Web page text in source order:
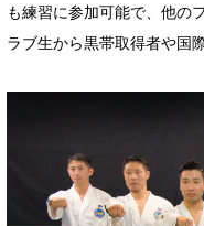
も練習に参加可能で、他の
ラブ生から黒帯取得者や国